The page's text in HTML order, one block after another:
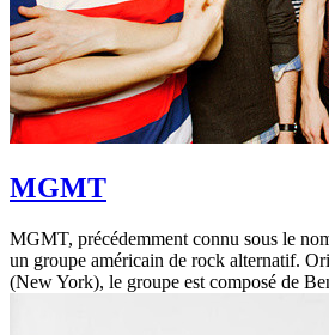
MGMT
MGMT, précédemment connu sous le
un groupe américain de rock alternatif.
(New York), le groupe est composé de